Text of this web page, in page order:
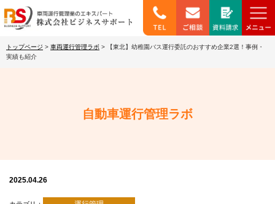
トップページ > 車両運行管理ラボ >
【東北】幼稚園バス運行委託のおすすめ企業2選！事例・
実績も紹介
自動車運行管理ラボ
2025.04.26